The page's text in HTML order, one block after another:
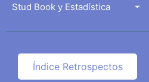
Stud Book y Estadística
Índice Retrospectos